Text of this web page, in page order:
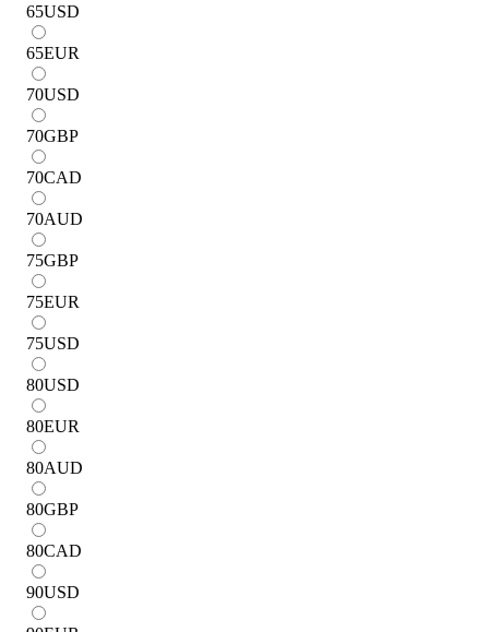
65USD
65EUR
70USD
70GBP
70CAD
70AUD
75GBP
75EUR
75USD
80USD
80EUR
80AUD
80GBP
80CAD
90USD